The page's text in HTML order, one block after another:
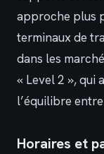
approche plus
terminaux de
dans les
« Level 2 », qui
l’équilibre
Horaires et